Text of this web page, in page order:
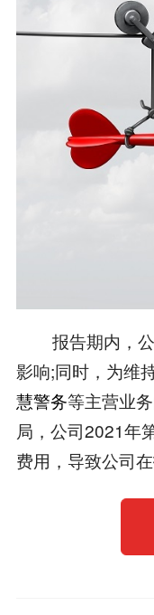
报告期内，公
影响;同时，为维
慧警务等主营业
局，公司2021年
费用，导致公司